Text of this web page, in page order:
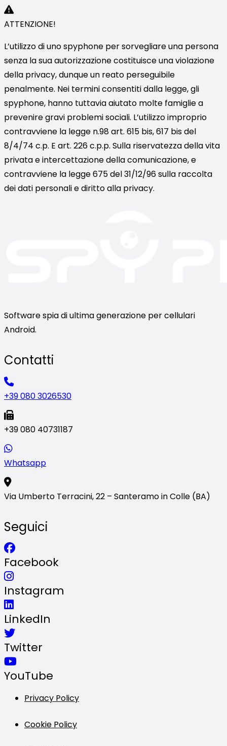
ATTENZIONE!
L’utilizzo di uno spyphone per sorvegliare una persona
senza la sua autorizzazione costituisce una violazione
della privacy, dunque un reato perseguibile
penalmente. Nei termini consentiti dalla legge, gli
spyphone, hanno tuttavia aiutato molte famiglie a
prevenire gravi problemi sociali. L’utilizzo improprio
contravviene la legge n.98 art. 615 bis, 617 bis del
8/4/74 c.p. E art. 226 c.p.p. Sulla riservatezza della vita
privata e intercettazione della comunicazione, e
contravviene la legge 675 del 31/12/96 sulla raccolta
dei dati personali e diritto alla privacy.
Software spia di ultima generazione per cellulari
Android.
Contatti
+39 080 3026530
+39 080 40731187
Whatsapp
Via Umberto Terracini, 22 – Santeramo in Colle (BA)
Seguici
Facebook
Instagram
LinkedIn
Twitter
YouTube
Privacy Policy
Cookie Policy